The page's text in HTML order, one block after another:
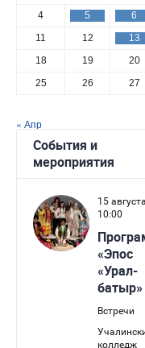
4
5 6
11
12 13
18
19 20
25
26 27
« Апр